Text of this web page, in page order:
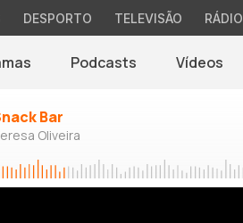
DESPORTO TELEVISÃO RÁDIO
Podcasts Vídeos
Bar
Oliveira